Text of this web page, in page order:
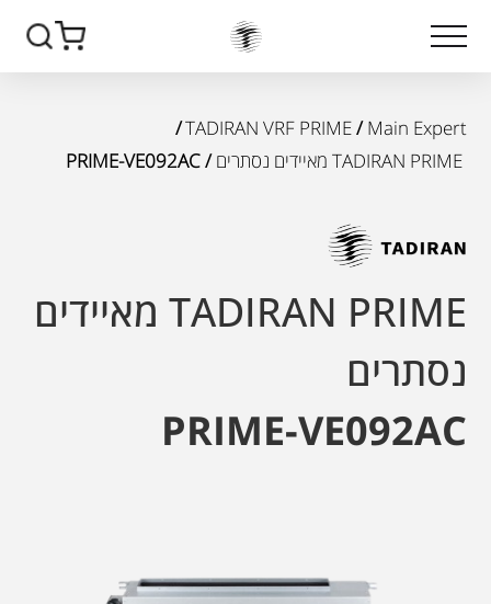
Main Expert
/
TADIRAN VRF PRIME
/
TADIRAN PRIME מאיידים נסתרים
/ PRIME-VE092AC
TADIRAN PRIME מאיידים
נסתרים
PRIME-VE092AC